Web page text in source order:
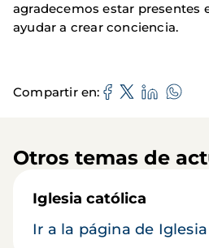
agradecemos estar presentes
ayudar a crear conciencia.
Compartir en
Otros temas de
Iglesia católica
Ir a la página de